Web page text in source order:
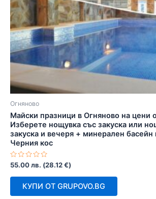
Огняново
Майски празници в Огняново на цени
Изберете нощувка със закуска или
закуска и вечеря + минерален басейн
Черния кос
Оценено
с
0
55.00лв. (28.12€)
КУПИ ОТ GRUPOVO.BG